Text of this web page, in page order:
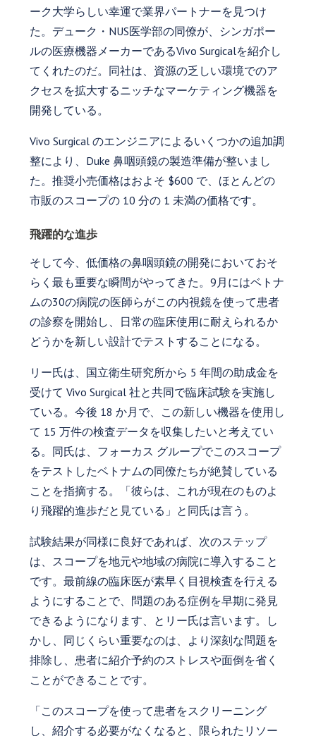
ーク大学らしい幸運で業界パートナーを見つけ
た。デューク・NUS医学部の同僚が、シンガポー
ルの医療機器メーカーであるVivo Surgicalを紹介し
てくれたのだ。同社は、資源の乏しい環境でのア
クセスを拡大するニッチなマーケティング機器を
開発している。
Vivo Surgical のエンジニアによるいくつかの追加調
整により、Duke 鼻咽頭鏡の製造準備が整いまし
た。推奨小売価格はおよそ $600 で、ほとんどの
市販のスコープの 10 分の 1 未満の価格です。
飛躍的な進歩
そして今、低価格の鼻咽頭鏡の開発においておそ
らく最も重要な瞬間がやってきた。9月にはベトナ
ムの30の病院の医師らがこの内視鏡を使って患者
の診察を開始し、日常の臨床使用に耐えられるか
どうかを新しい設計でテストすることになる。
リー氏は、国立衛生研究所から 5 年間の助成金を
受けて Vivo Surgical 社と共同で臨床試験を実施し
ている。今後 18 か月で、この新しい機器を使用し
て 15 万件の検査データを収集したいと考えてい
る。同氏は、フォーカス グループでこのスコープ
をテストしたベトナムの同僚たちが絶賛している
ことを指摘する。「彼らは、これが現在のものよ
り飛躍的進歩だと見ている」と同氏は言う。
試験結果が同様に良好であれば、次のステップ
は、スコープを地元や地域の病院に導入すること
です。最前線の臨床医が素早く目視検査を行える
ようにすることで、問題のある症例を早期に発見
できるようになります、とリー氏は言います。し
かし、同じくらい重要なのは、より深刻な問題を
排除し、患者に紹介予約のストレスや面倒を省く
ことができることです。
「このスコープを使って患者をスクリーニング
し、紹介する必要がなくなると、限られたリソー